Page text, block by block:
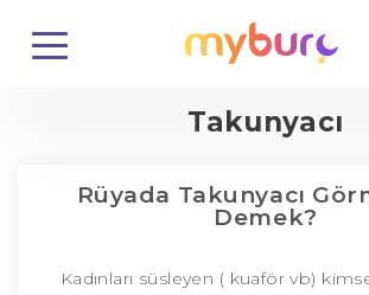
Takunyacı
Rüyada Takunyacı
Demek?
Kadınları süsleyen ( kuaför vb)